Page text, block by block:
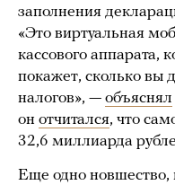
заполнения
«Это виртуальная
кассового аппарата,
покажет, сколько вы
налогов», — объяснял
он отчитался, что
32,6 миллиарда
Еще одно